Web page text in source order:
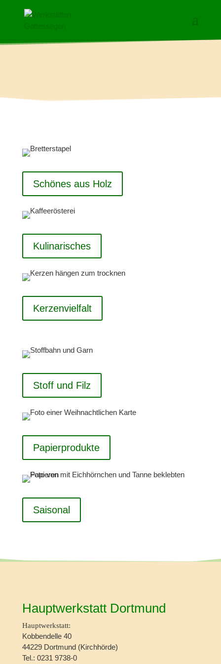
Schönes aus Holz
Kulinarisches
Kerzenvielfalt
Stoff und Filz
Papierprodukte
Saisonal
Hauptwerkstatt Dortmund
Hauptwerkstatt:
Kobbendelle 40
44229 Dortmund (Kirchhörde)
Tel.: 0231 9738-0